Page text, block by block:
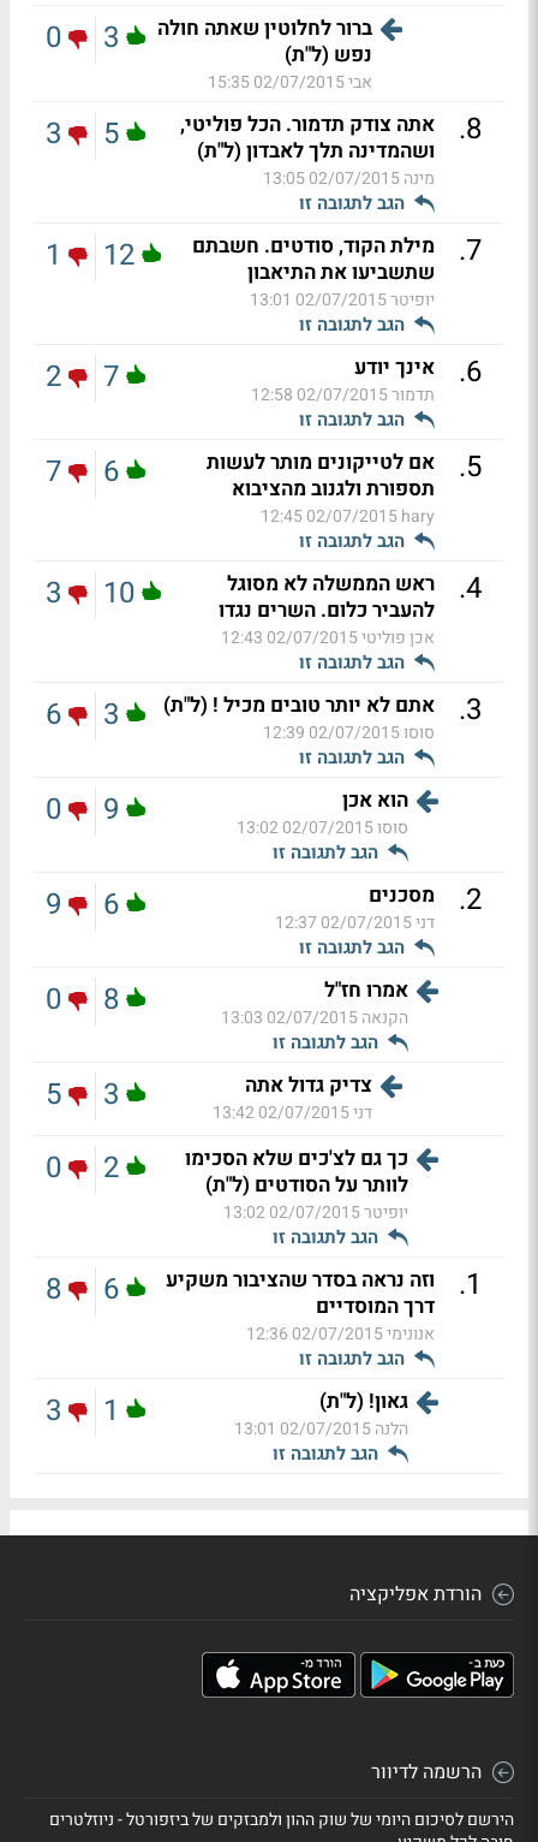
ברור לחלוטין שאתה חולה
נפש (ל"ת)
אבי02/07/2015 15:35
3
0
8
.
אתה צודק תדמור. הכל פוליטי,
ושהמדינה תלך לאבדון (ל"ת)
מינה02/07/2015 13:05
הגב לתגובה זו
5
3
7
.
מילת הקוד, סודטים. חשבתם
שתשביעו את התיאבון
יופיטר02/07/2015 13:01
הגב לתגובה זו
12
1
6
. אינך יודע
תדמור02/07/2015 12:58
הגב לתגובה זו
7
2
5
.
אם לטייקונים מותר לעשות
תספורת ולגנוב מהציבוא
hary
02/07/2015 12:45
הגב לתגובה זו
6
7
4
.
ראש הממשלה לא מסוגל
להעביר כלום. השרים נגדו
אכן פוליטי02/07/2015 12:43
הגב לתגובה זו
10
3
3
. אתם לא יותר טובים מכיל ! (ל"ת)
סוסו02/07/2015 12:39
הגב לתגובה זו
3
6
הוא אכן
סוסו02/07/2015 13:02
הגב לתגובה זו
9
0
2
. מסכנים
דני02/07/2015 12:37
הגב לתגובה זו
6
9
אמרו חז"ל
הקנאה02/07/2015 13:03
הגב לתגובה זו
8
0
צדיק גדול אתה
דני02/07/2015 13:42
3
5
כך גם לצ'כים שלא הסכימו
לוותר על הסודטים (ל"ת)
יופיטר02/07/2015 13:02
הגב לתגובה זו
2
0
1
.
וזה נראה בסדר שהציבור משקיע
דרך המוסדיים
אנונימי02/07/2015 12:36
הגב לתגובה זו
6
8
גאון! (ל"ת)
הלנה02/07/2015 13:01
הגב לתגובה זו
1
3
הורדת אפליקציה
הרשמה לדיוור
הירשם לסיכום היומי של שוק ההון ולמבזקים של ביזפורטל - ניוזלטרים